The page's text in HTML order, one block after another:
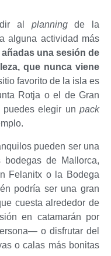
al planningde la
alguna actividad más
una sesión de
que nunca viene
favorito de la isla es
Rotja o el de Gran
elegir un pack
pueden ser una
de Mallorca,
Felanitx o la Bodega
podría ser una gran
cuesta alrededor de
en catamarán por
o disfrutar del
o calas más bonitas